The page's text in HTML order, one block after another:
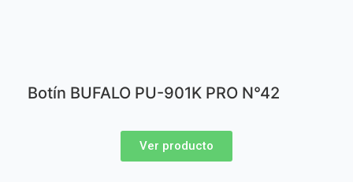
Botín BUFALO PU-901K PRO N°42
Ver producto